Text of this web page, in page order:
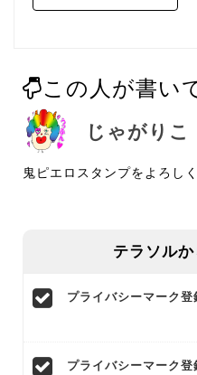
navigation
この人が書い
じゃがりこ
鬼ピエロスタンプをよろし
テラソル
プライバシーマーク登
プライバシーマーク登